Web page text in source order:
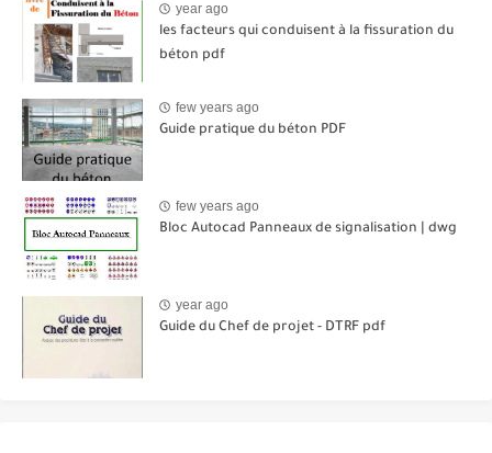
year ago
les facteurs qui conduisent à la fissuration du
béton pdf
few years ago
Guide pratique du béton PDF
few years ago
Bloc Autocad Panneaux de signalisation | dwg
year ago
Guide du Chef de projet - DTRF pdf